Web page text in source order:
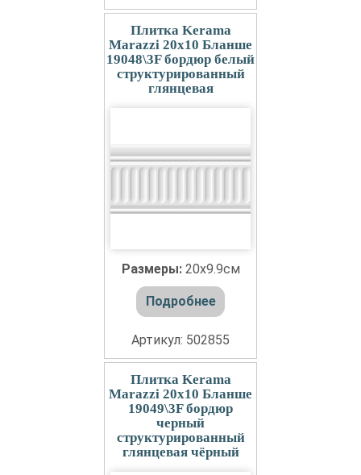
Плитка Kerama
Marazzi 20x10 Бланше
19048\3F бордюр белый
структурированный
глянцевая
Размеры: 20x9.9см
Подробнее
Артикул: 502855
Плитка Kerama
Marazzi 20x10 Бланше
19049\3F бордюр
черный
структурированный
глянцевая чёрный